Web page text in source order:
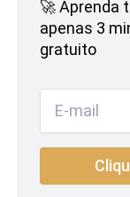
🚀 Aprenda
apenas 3
gratuito